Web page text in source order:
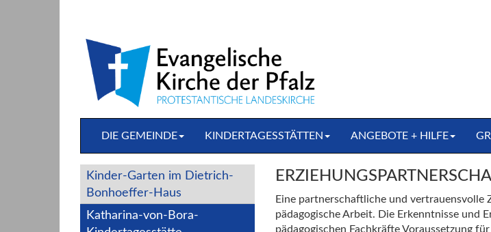
Inhalt
springen
DIE GEMEINDE KINDERTAGESSTÄTTEN ANGEBOTE + HILFE
Kinder-Garten im Dietrich-
Bonhoeffer-Haus
Katharina-von-Bora-
Eine partnerschaftliche und
pädagogische Arbeit. Die Erkenntnisse und
pädagogischen Fachkräfte Voraussetzung